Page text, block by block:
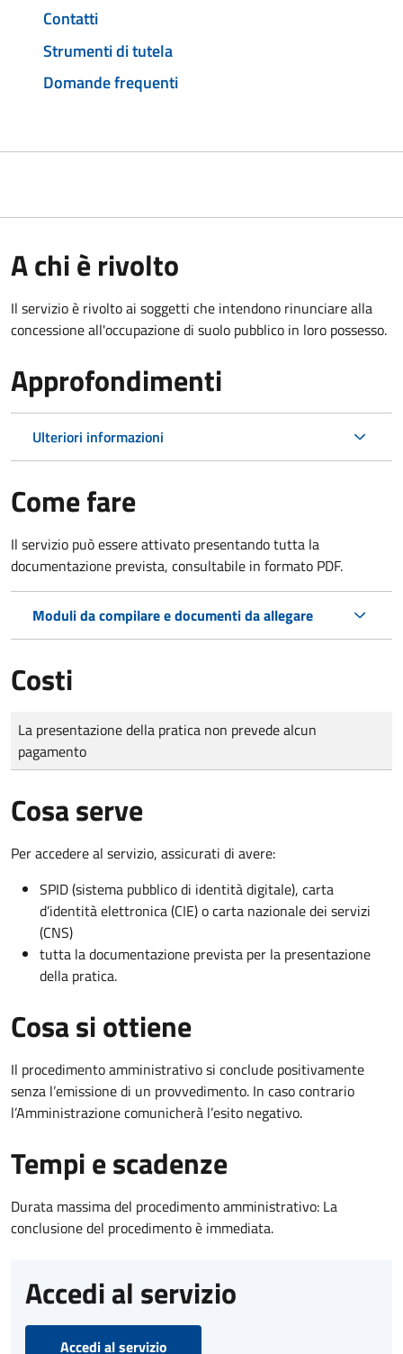
Contatti
Strumenti di tutela
Domande frequenti
A chi è rivolto
Il servizio è rivolto ai soggetti che intendono rinunciare alla
concessione all'occupazione di suolo pubblico in loro possesso.
Approfondimenti
Ulteriori informazioni
Come fare
Il servizio può essere attivato presentando tutta la
documentazione prevista, consultabile in formato PDF.
Moduli da compilare e documenti da allegare
Costi
Tipo di pagamento
Importo
La presentazione della pratica non prevede alcun
pagamento
Cosa serve
Per accedere al servizio, assicurati di avere:
SPID (sistema pubblico di identità digitale), carta
d’identità elettronica (CIE) o carta nazionale dei servizi
(CNS)
tutta la documentazione prevista per la presentazione
della pratica.
Cosa si ottiene
Il procedimento amministrativo si conclude positivamente
senza l’emissione di un provvedimento. In caso contrario
l’Amministrazione comunicherà l’esito negativo.
Tempi e scadenze
Durata massima del procedimento amministrativo: La
conclusione del procedimento è immediata.
Accedi al servizio
Accedi al servizio